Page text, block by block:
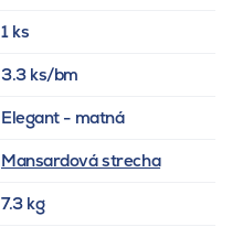
1 ks
3.3 ks/bm
Elegant - matná
Mansardová strecha
7.3 kg